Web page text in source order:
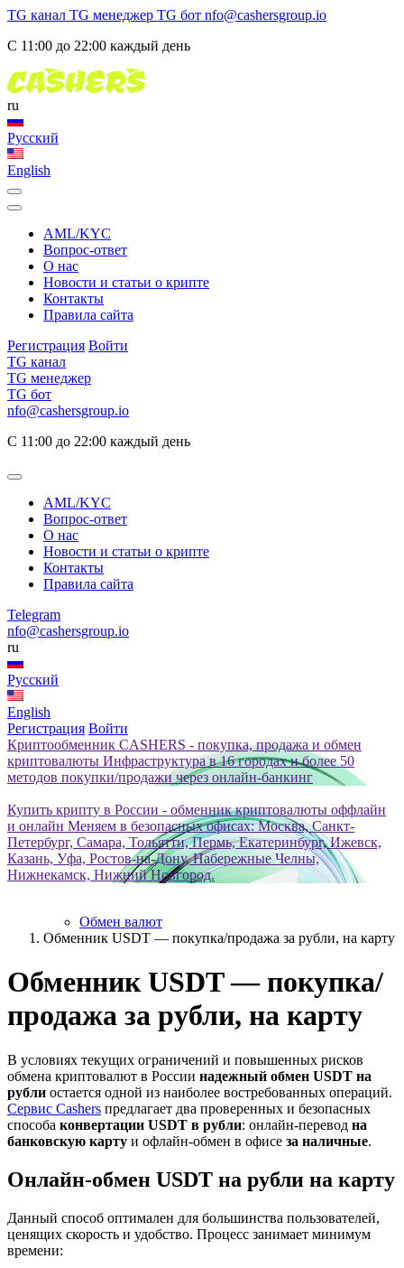
TG канал TG менеджер TG бот nfo@cashersgroup.io
С 11:00 до 22:00 каждый день
ru
Русский
English
AML/KYC
Вопрос-ответ
О нас
Новости и статьи о крипте
Контакты
Правила сайта
Регистрация Войти
TG канал
TG менеджер
TG бот
nfo@cashersgroup.io
С 11:00 до 22:00 каждый день
AML/KYC
Вопрос-ответ
О нас
Новости и статьи о крипте
Контакты
Правила сайта
Telegram
nfo@cashersgroup.io
ru
Русский
English
Регистрация Войти
Криптообменник CASHERS - покупка, продажа и обмен
криптовалюты Инфраструктура в 16 городах и более 50
методов покупки/продажи через онлайн-банкинг
Купить крипту в России - обменник криптовалюты оффлайн
и онлайн Меняем в безопасных офисах: Москва, Санкт-
Петербург, Самара, Тольятти, Пермь, Екатеринбург, Ижевск,
Казань, Уфа, Ростов-на-Дону, Набережные Челны,
Нижнекамск, Нижний Новгород.
Обмен валют
Обменник USDT — покупка/продажа за рубли, на карту
Обменник USDT — покупка/
продажа за рубли, на карту
В условиях текущих ограничений и повышенных рисков
обмена криптовалют в России надежный обмен USDT на
рубли остается одной из наиболее востребованных операций.
Сервис Cashers предлагает два проверенных и безопасных
способа конвертации USDT в рубли: онлайн-перевод на
банковскую карту и офлайн-обмен в офисе за наличные.
Онлайн-обмен USDT на рубли на карту
Данный способ оптимален для большинства пользователей,
ценящих скорость и удобство. Процесс занимает минимум
времени: